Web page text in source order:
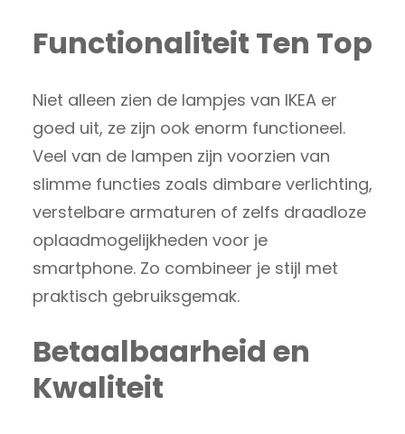
Functionaliteit Ten Top
Niet alleen zien de lampjes van IKEA er
goed uit, ze zijn ook enorm functioneel.
Veel van de lampen zijn voorzien van
slimme functies zoals dimbare verlichting,
verstelbare armaturen of zelfs draadloze
oplaadmogelijkheden voor je
smartphone. Zo combineer je stijl met
praktisch gebruiksgemak.
Betaalbaarheid en
Kwaliteit